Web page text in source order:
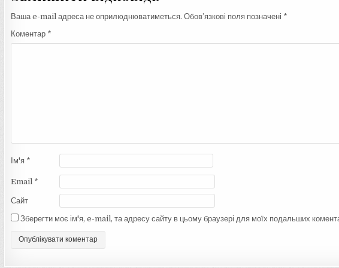
Ваша e-mail адреса не оприлюднюватиметься. Обов’язкові поля позначені *
Коментар *
Ім'я *
Email *
Сайт
Зберегти моє ім'я, e-mail, та адресу сайту в цьому браузері для моїх подальших